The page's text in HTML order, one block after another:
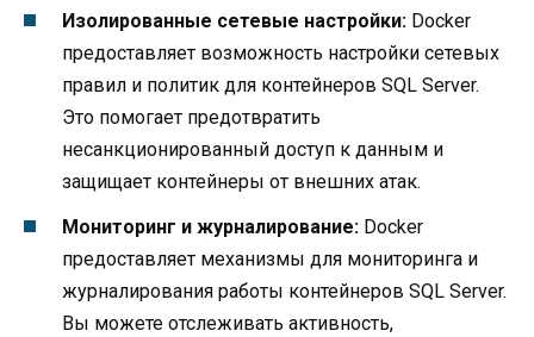
Изолированные сетевые настройки: Docker
предоставляет возможность настройки сетевых
правил и политик для контейнеров SQL Server.
Это помогает предотвратить
несанкционированный доступ к данным и
защищает контейнеры от внешних атак.
Мониторинг и журналирование: Docker
предоставляет механизмы для мониторинга и
журналирования работы контейнеров SQL Server.
Вы можете отслеживать активность,